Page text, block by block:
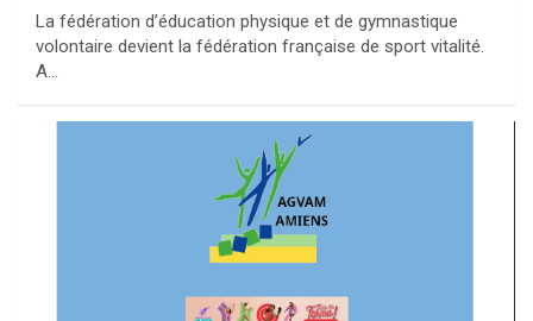
La fédération d’éducation physique et de gymnastique
volontaire devient la fédération française de sport vitalité.
A…